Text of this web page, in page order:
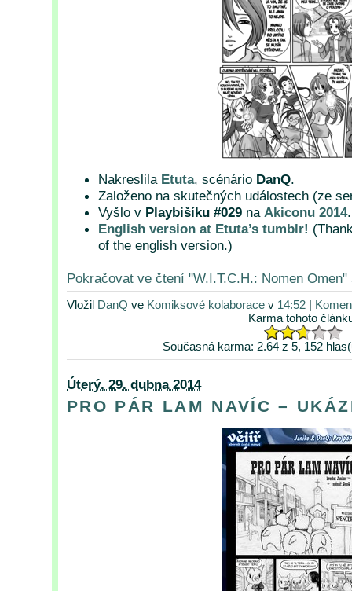
Nakreslila Etuta, scénário DanQ.
Založeno na skutečných událostech (ze
Vyšlo v Playbišíku #029na Akiconu 2014.
English version at Etuta’s tumblr!
of the english version.)
Pokračovat ve čtení "W.I.T.C.H.: Nomen Omen"
Vložil DanQ ve Komiksové kolaboracev 14:52|
Karma tohoto
Současná karma: 2.64 z 5, 152
Úterý, 29. dubna 2014
PRO PÁR LAM NAVÍC –